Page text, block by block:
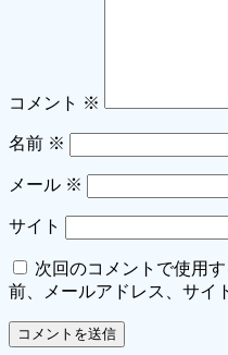
コメント ※
名前 ※
メール ※
サイト
次回のコメントで使用
前、メールアドレス、サイ